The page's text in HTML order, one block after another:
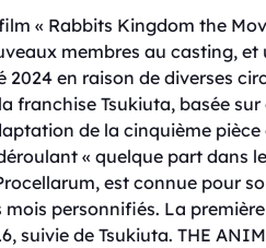
« Rabbits Kingdom the
membres au casting, et
2024 en raison de diverses
franchise Tsukiuta, basée
de la cinquième
« quelque part dans
est connue pour
mois personnifiés. La
suivie de Tsukiuta. THE